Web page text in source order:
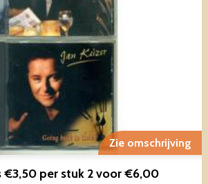
Zie omschrijving
€3,50 per stuk 2 voor €6,00